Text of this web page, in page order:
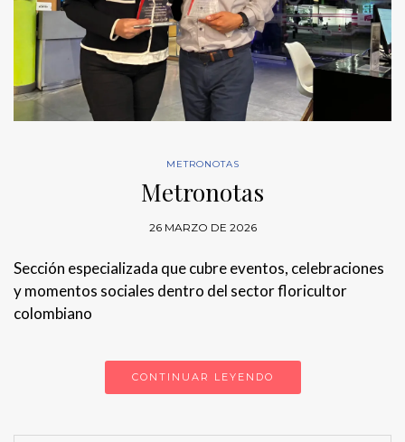
METRONOTAS
Metronotas
26 MARZO DE 2026
Sección especializada que cubre eventos, celebraciones
y momentos sociales dentro del sector floricultor
colombiano
CONTINUAR LEYENDO